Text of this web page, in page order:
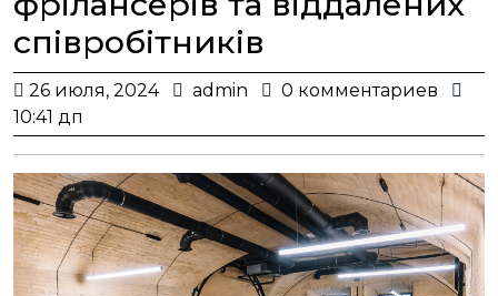
співробітників
26 июля, 2024
26
2024
admin admin
0 комментариев
10:41 дп